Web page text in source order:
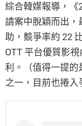
綜合韓媒報導，《
請案中脫穎而出，
助，競爭率約 22
OTT 平台優質影
利。（值得一提的
之一，目前也捲入